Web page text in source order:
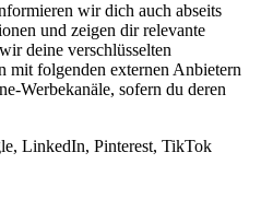
wir dich auch abseits
und zeigen dir relevante
deine verschlüsselten
mit folgenden externen Anbietern
Werbekanäle, sofern du deren
LinkedIn, Pinterest, TikTok